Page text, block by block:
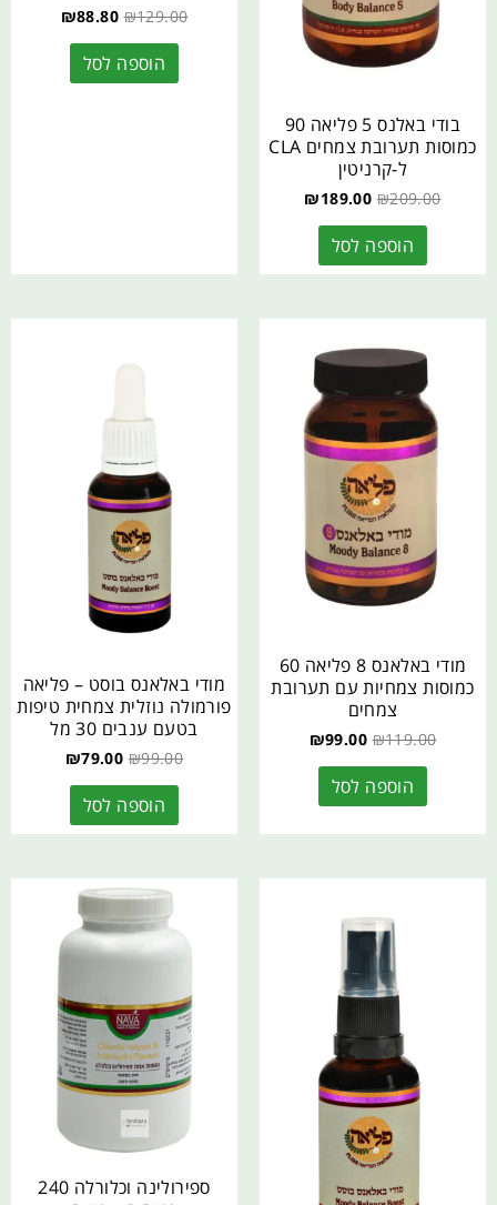
בודי באלנס 5 פליאה 90
כמוסות תערובת צמחים CLA
ל-קרניטין
₪209.00
₪189.00
הוספה לסל
₪129.00
₪88.80
הוספה לסל
מודי באלאנס 8 פליאה 60
כמוסות צמחיות עם תערובת
צמחים
₪119.00
₪99.00
הוספה לסל
מודי באלאנס בוסט – פליאה
פורמולה נוזלית צמחית טיפות
בטעם ענבים 30 מל
₪99.00
₪79.00
הוספה לסל
ספירולינה וכלורלה 240